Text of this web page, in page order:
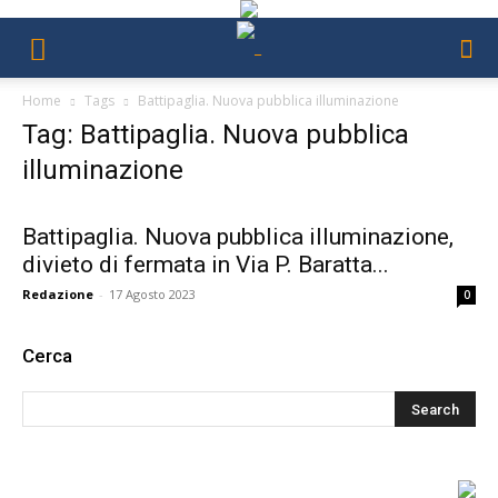
Home Tags Battipaglia. Nuova pubblica illuminazione
Tag: Battipaglia. Nuova pubblica
illuminazione
Battipaglia. Nuova pubblica illuminazione,
divieto di fermata in Via P. Baratta...
Redazione - 17 Agosto 2023 0
Cerca